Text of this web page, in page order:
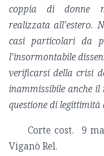
coppia di donne
realizzata all’estero.
casi particolari da
l’insormontabile
verificarsi della crisi
inammissibile anche
questione di legittimità
Corte cost. 9
Viganò Rel.